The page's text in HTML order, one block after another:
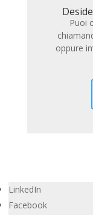
Puoi
oppure
LinkedIn
Facebook